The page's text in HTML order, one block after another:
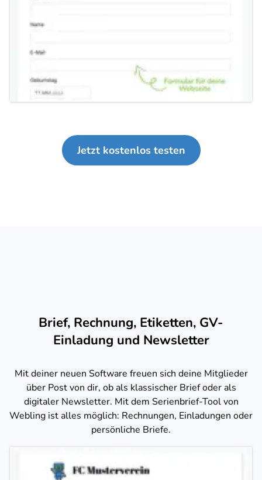
Jetzt kostenlos testen
Brief, Rechnung, Etiketten, GV-
Einladung und Newsletter
Mit deiner neuen Software freuen sich deine Mitglieder
über Post von dir, ob als klassischer Brief oder als
digitaler Newsletter. Mit dem Serienbrief-Tool von
Webling ist alles möglich: Rechnungen, Einladungen oder
persönliche Briefe.